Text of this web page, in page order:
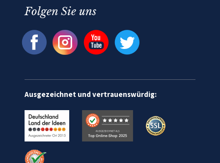
Folgen Sie uns
Ausgezeichnet und vertrauenswürdig: